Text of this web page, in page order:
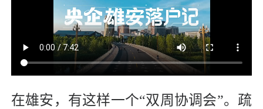
在雄安，有这样一个“双周协调会”。疏